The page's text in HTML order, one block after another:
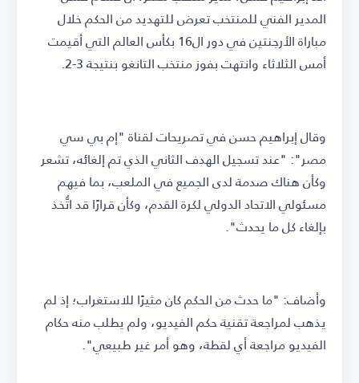
المدير الفني للمنتخب تعرض للتهديد من الحكم خلال
مباراة الأرجنتين في دور ال16 بكأس العالم التي أقيمت
أمس الثلاثاء وانتهت بفوز منتخب التانغو بنتيجة 3-2.
وقال إبراهيم حسن في تصريحات لقناة "إم بي سي
مصر": "عند تسجيل الهدف الثاني الذي تم إلغائه، تشعر
وكأن هناك صدمة لدى الجميع في الملعب، بما فيهم
مسئولي الاتحاد الدولي لكرة القدم، وكأن قرارًا قد اتُّخذ
بإلغاء كل ما يحدث".
وأضاف: "ما حدث من الحكم كان مثيرًا للاستغراب؛ إذ لم
يذهب لمراجعة تقنية حكم الفيديو، ولم يطلب منه حكام
الفيديو مراجعة أي لقطة، وهو أمر غير طبيعي".